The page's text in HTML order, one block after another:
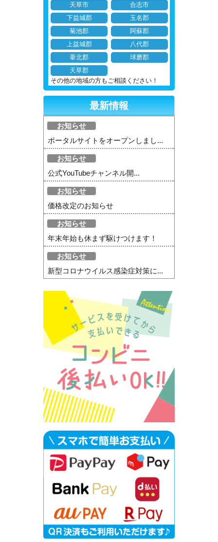
天草市
合志市
下益城郡
玉名郡
菊池郡
阿蘇郡
上益城郡
八代郡
葦北郡
球磨郡
天草郡
その他の地域の方もご相談ください！
最新情報
お知らせ
ポータルサイトをオープンしまし...
お知らせ
公式YouTubeチャンネル開...
お知らせ
価格改定のお知らせ
お知らせ
年末年始も休まず駆けつけます！
お知らせ
新型コロナウイルス感染症対策に...